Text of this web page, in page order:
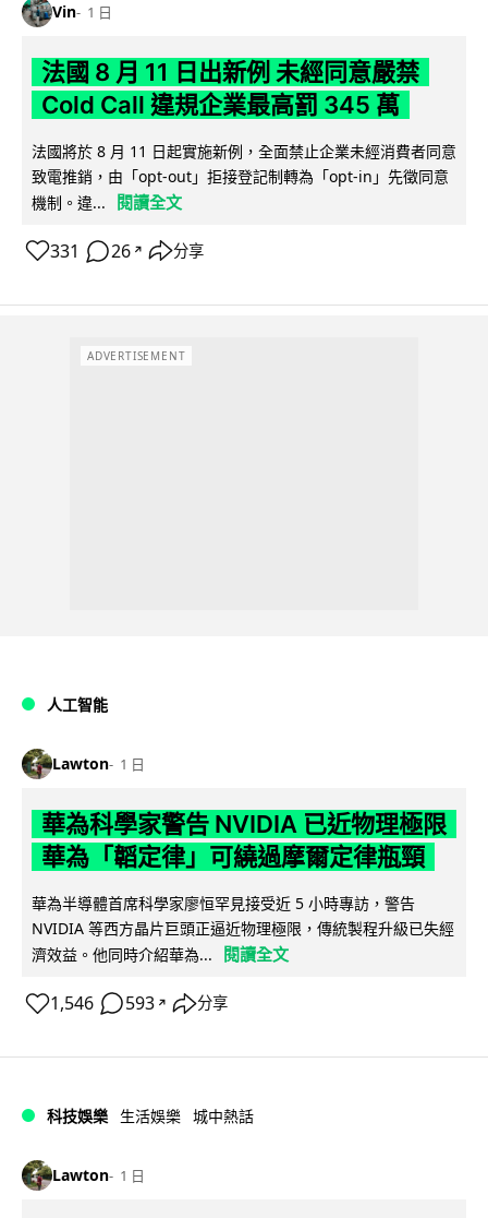
Vin 1 日
法國 8 月 11 日出新例 未經同意嚴禁
Cold Call 違規企業最高罰 345 萬
法國將於 8 月 11 日起實施新例，全面禁止企業未經消費者同意
致電推銷，由「opt-out」拒接登記制轉為「opt-in」先徵同意
機制。違...
閱讀全文
331 26 ↗ 分享
ADVERTISEMENT
人工智能
Lawton 1 日
華為科學家警告 NVIDIA 已近物理極限
華為「韜定律」可繞過摩爾定律瓶頸
華為半導體首席科學家廖恒罕見接受近 5 小時專訪，警告
NVIDIA 等西方晶片巨頭正逼近物理極限，傳統製程升級已失經
濟效益。他同時介紹華為...
閱讀全文
1,546 593 ↗ 分享
科技娛樂 生活娛樂 城中熱話
Lawton 1 日